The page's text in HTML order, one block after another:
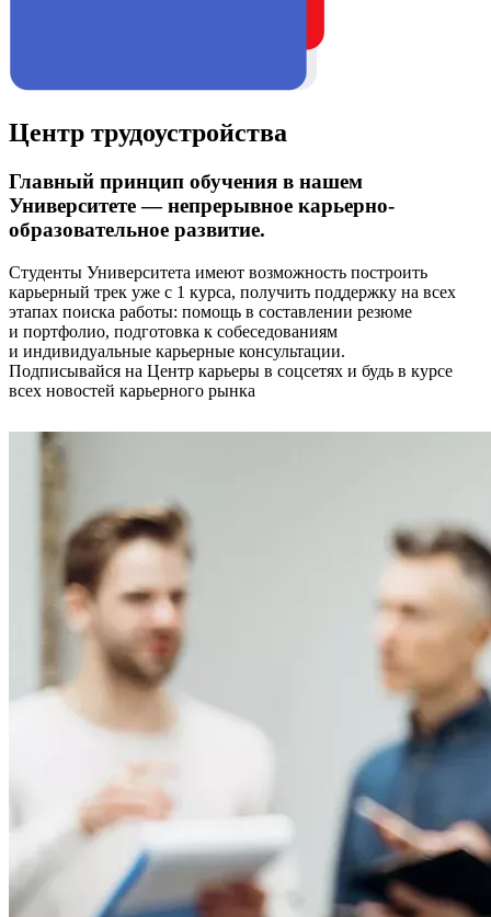
Центр трудоустройства
Главный принцип обучения в нашем
Университете — непрерывное карьерно-
образовательное развитие.
Студенты Университета имеют возможность построить
карьерный трек уже с 1 курса, получить поддержку на всех
этапах поиска работы: помощь в составлении резюме
и портфолио, подготовка к собеседованиям
и индивидуальные карьерные консультации.
Подписывайся на Центр карьеры в соцсетях и будь в курсе
всех новостей карьерного рынка